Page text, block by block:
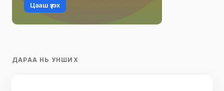
Цааш үзэх
ДАРАА НЬ УНШИХ